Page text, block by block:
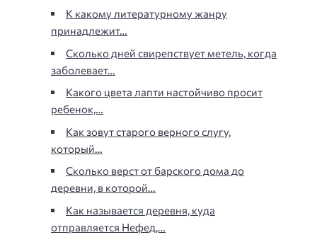
К какому литературному жанру
принадлежит…
Сколько дней свирепствует метель, когда
заболевает…
Какого цвета лапти настойчиво просит
ребенок,…
Как зовут старого верного слугу,
который…
Сколько верст от барского дома до
деревни, в которой…
Как называется деревня, куда
отправляется Нефед,…